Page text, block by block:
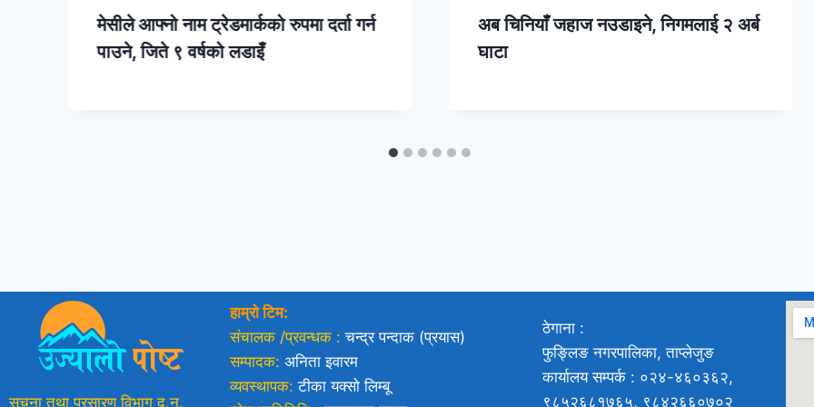
मेसीले आफ्नो नाम ट्रेडमार्कको रुपमा दर्ता गर्न
पाउने, जिते ९ वर्षको लडाइँ
अब चिनियाँ जहाज नउडाइने, निगमलाई २ अर्ब
घाटा
सूचना तथा प्रसारण विभाग द.न.
हाम्रो टिम:
संचालक /प्रवन्धक : चन्द्र पन्दाक (प्रयास)
सम्पादक: अनिता इवारम
व्यवस्थापक: टीका यक्साे लिम्बू
ठेगाना :
फुङ्लिङ नगरपालिका, ताप्लेजुङ
कार्यालय सम्पर्क : ०२४-४६०३६२,
९८५२६८१७६५, ९८४२६६०७०२